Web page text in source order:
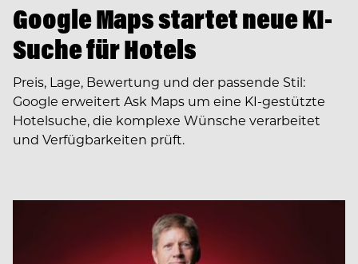
Google Maps startet neue KI-
Suche für Hotels
Preis, Lage, Bewertung und der passende Stil:
Google erweitert Ask Maps um eine KI-gestützte
Hotelsuche, die komplexe Wünsche verarbeitet
und Verfügbarkeiten prüft.